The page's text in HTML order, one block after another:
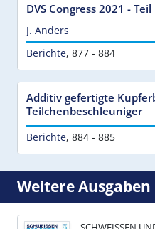
DVS Congress 2021 - Teil
J. Anders
Berichte, 877 - 884
Additiv gefertigte
Teilchenbeschleuniger
Berichte, 884 - 885
Weitere Ausgaben